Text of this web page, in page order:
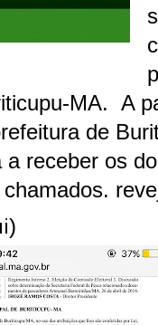
MA. A
de
a receber os
)